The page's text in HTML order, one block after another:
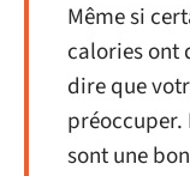
Même si
calories ont
dire que
préoccuper.
sont une